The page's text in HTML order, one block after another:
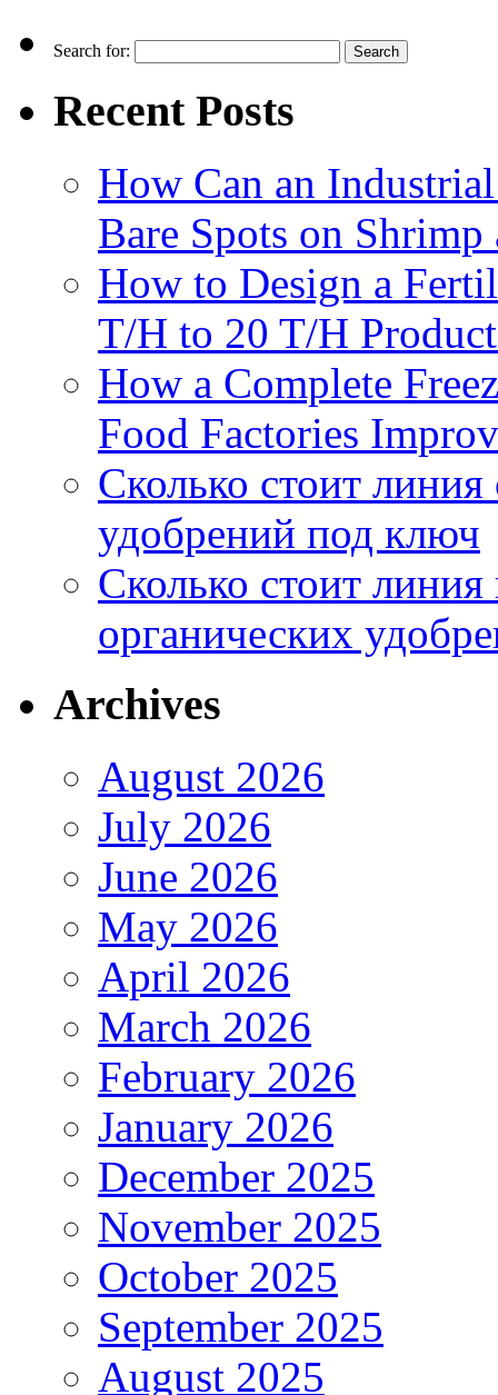
Search for:
Recent Posts
How Can an
Bare Spots on Shrimp
How to Design a
T/H to 20 T/H
How a Complete
Food Factories
Сколько стоит
удобрений под ключ
Сколько стоит
органических
Archives
August 2026
July 2026
June 2026
May 2026
April 2026
March 2026
February 2026
January 2026
December 2025
November 2025
October 2025
September 2025
August 2025